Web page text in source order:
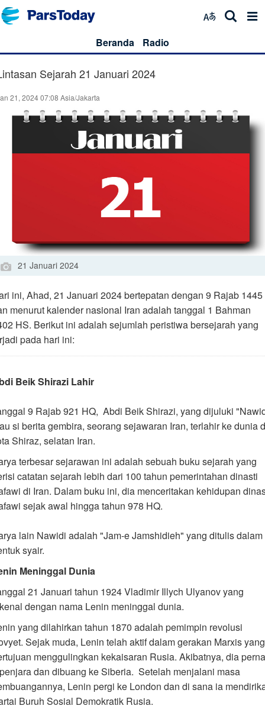
Beranda Radio
Sejarah 21 Januari 2024
21, 2024 07:08 Asia/Jakarta
21 Januari 2024
ini, Ahad, 21 Januari 2024 bertepatan dengan 9 Rajab
menurut kalender nasional Iran adalah tanggal 1 Bahman
HS. Berikut ini adalah sejumlah peristiwa bersejarah yang
pada hari ini:
Beik Shirazi Lahir
9 Rajab 921 HQ, Abdi Beik Shirazi, yang dijuluki
si berita gembira, seorang sejawaran Iran, terlahir ke dunia
Shiraz, selatan Iran.
terbesar sejarawan ini adalah sebuah buku sejarah yang
catatan sejarah lebih dari 100 tahun pemerintahan dinasti
di Iran. Dalam buku ini, dia menceritakan kehidupan
sejak awal hingga tahun 978 HQ.
lain Nawidi adalah "Jam-e Jamshidieh" yang ditulis dalam
syair.
Meninggal Dunia
21 Januari tahun 1924 Vladimir Illych Ulyanov yang
dengan nama Lenin meninggal dunia.
yang dilahirkan tahun 1870 adalah pemimpin revolusi
Sejak muda, Lenin telah aktif dalam gerakan Marxis yang
menggulingkan kekaisaran Rusia. Akibatnya, dia
dan dibuang ke Siberia. Setelah menjalani masa
Lenin pergi ke London dan di sana ia
Buruh Sosial Demokratik Rusia.